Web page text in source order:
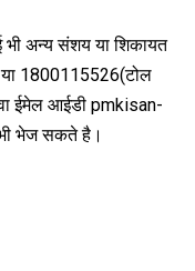
भी अन्य संशय या शिकायत
1800115526(टोल
ईमेल आईडी pmkisan-
भी भेज सकते है।